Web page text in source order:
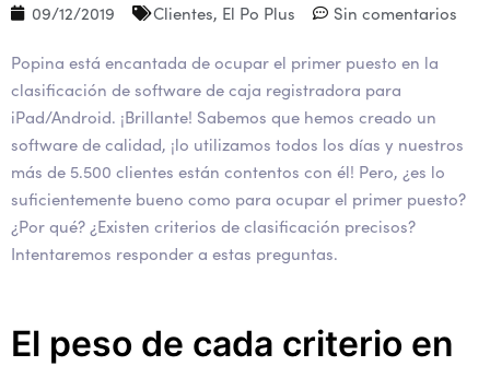
09/12/2019 Clientes, El Po Plus Sin comentarios
Popina está encantada de ocupar el primer puesto en la
clasificación de software de caja registradora para
iPad/Android. ¡Brillante! Sabemos que hemos creado un
software de calidad, ¡lo utilizamos todos los días y nuestros
más de 5.500 clientes están contentos con él! Pero, ¿es lo
suficientemente bueno como para ocupar el primer puesto?
¿Por qué? ¿Existen criterios de clasificación precisos?
Intentaremos responder a estas preguntas.
El peso de cada criterio en